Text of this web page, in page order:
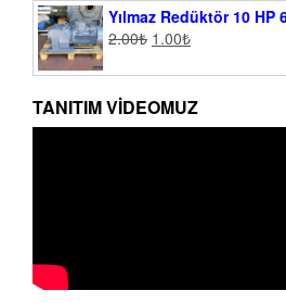
Yılmaz Redüktör 10 HP
2.00₺ 1.00₺
TANITIM VIDEOMUZ